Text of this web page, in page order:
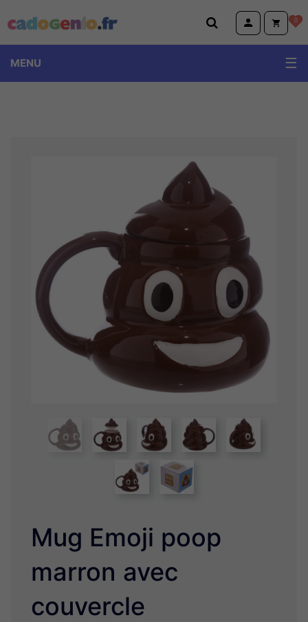
Cadogenio.fr 0
MENU
Little Buddha et Wise Wings
Peluches Animotsu Keel Eco Wild Hugg'em
Dino World et Monster car
Harry Potter
Licorne
Mani the Lucky Cat Maneki Neko
Comics et Marvel
Poupées Voodoo
Star Wars
Mug Emoji poop
marron avec
couvercle